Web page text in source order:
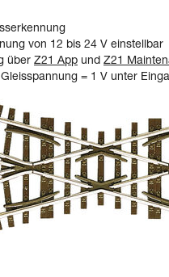
von 12 bis 24 V einstellbar
über Z21 App und Z21
= 1 V unter